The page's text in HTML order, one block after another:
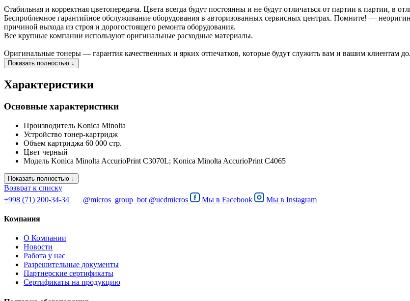
Стабильная и корректная цветопередача. Цвета всегда будут постоянны и не будут отличаться от партии к партии, в
Беспроблемное гарантийное обслуживание оборудования в авторизованных сервисных центрах. Помните! —
причиной выхода из строя и дорогостоящего ремонта оборудования.
Все крупные компании используют оригинальные расходные материалы.
Оригинальные тонеры — гарантия качественных и ярких отпечатков, которые будут служить вам и вашим клиентам
Показать полностью ↓
Характеристики
Основные характеристики
Производитель Konica Minolta
Устройство тонер-картридж
Объем картриджа 60 000 стр.
Цвет черный
Модель Konica Minolta AccurioPrint C3070L; Konica Minolta AccurioPrint C4065
Показать полностью ↓
Возврат к списку
+998 (71) 200-34-34
@micros_group_bot @ucdmicros Мы в Facebook Мы в Instagram
Компания
О Компании
Новости
Работа у нас
Разрешительные документы
Партнерские сертификаты
Сертификаты на продукцию